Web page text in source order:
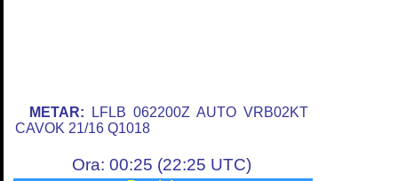
METAR: LFLB 062200Z AUTO VRB02KT
CAVOK 21/16 Q1018
Ora: 00:25 (22:25 UTC)